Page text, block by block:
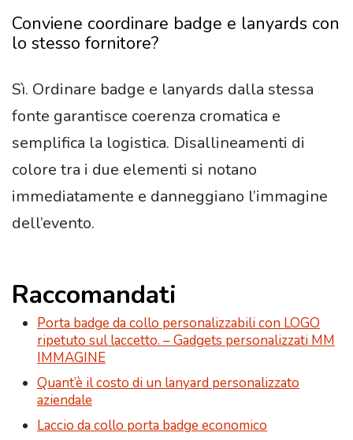
Conviene coordinare badge e lanyards con
lo stesso fornitore?
Sì. Ordinare badge e lanyards dalla stessa
fonte garantisce coerenza cromatica e
semplifica la logistica. Disallineamenti di
colore tra i due elementi si notano
immediatamente e danneggiano l’immagine
dell’evento.
Raccomandati
Porta badge da collo personalizzabili con LOGO
ripetuto sul laccetto. – Gadgets personalizzati MM
IMMAGINE
Quant’è il costo di un lanyard personalizzato
aziendale
Laccio da collo porta badge economico